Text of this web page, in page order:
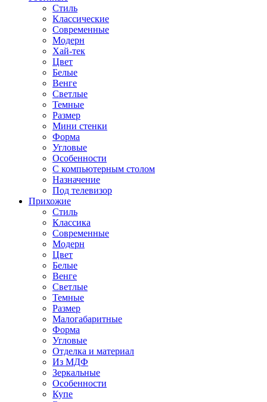
Стиль
Классические
Современные
Модерн
Хай-тек
Цвет
Белые
Венге
Светлые
Темные
Размер
Мини стенки
Форма
Угловые
Особенности
С компьютерным столом
Назначение
Под телевизор
Прихожие
Стиль
Классика
Современные
Модерн
Цвет
Белые
Венге
Светлые
Темные
Размер
Малогабаритные
Форма
Угловые
Отделка и материал
Из МДФ
Зеркальные
Особенности
Купе